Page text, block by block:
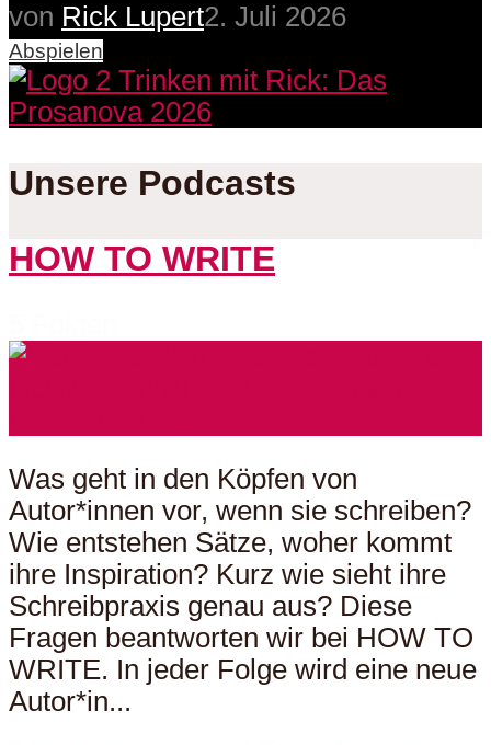
von Rick Lupert2. Juli 2026
Abspielen
Unsere Podcasts
HOW TO WRITE
Was geht in den Köpfen von
Autor*innen vor, wenn sie schreiben?
Wie entstehen Sätze, woher kommt
ihre Inspiration? Kurz wie sieht ihre
Schreibpraxis genau aus? Diese
Fragen beantworten wir bei HOW TO
WRITE. In jeder Folge wird eine neue
Autor*in...